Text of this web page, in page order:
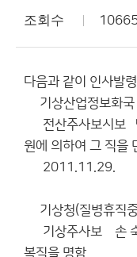
조회수
다음과 같이 인사발
기상산업정보화국
전산주사보시보
원에 의하여 그 직을
2011.11.29.
기상청(질병휴직
기상주사보 손
복직을 명함